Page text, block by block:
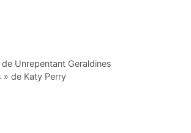
Unrepentant Geraldines
de Katy Perry